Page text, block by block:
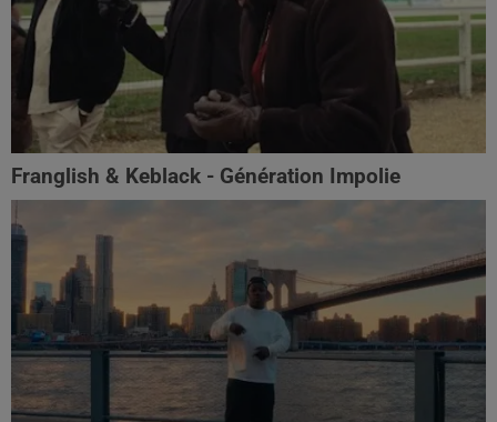
Franglish & Keblack - Génération Impolie